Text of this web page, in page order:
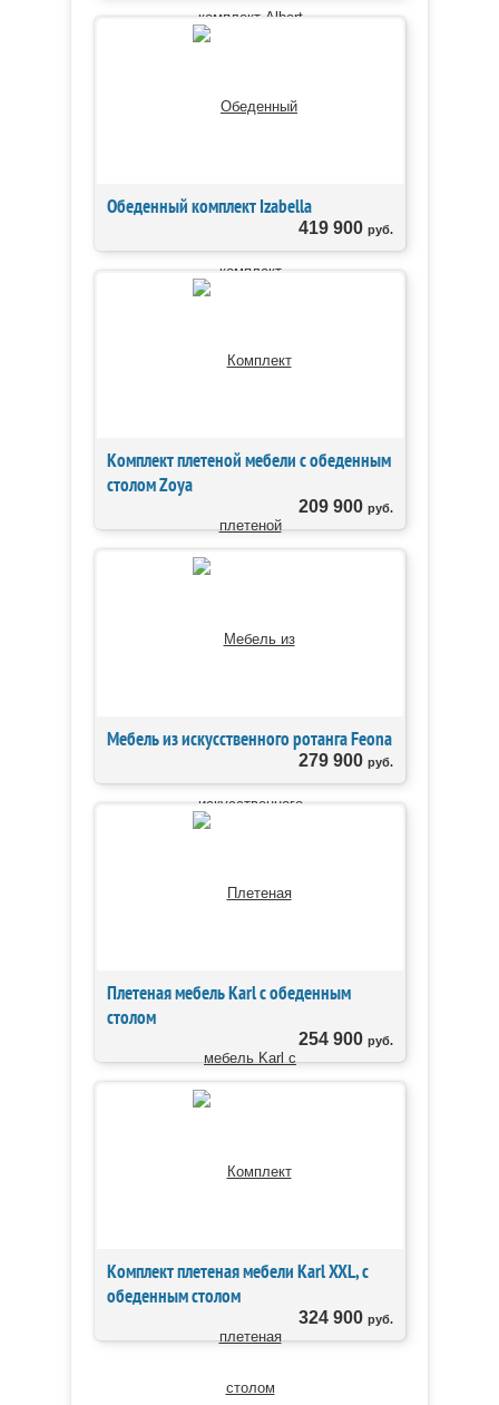
Обеденный комплект Izabella
419 900 руб.
Комплект плетеной мебели с обеденным
столом Zoya
209 900 руб.
Мебель из искусственного ротанга Feona
279 900 руб.
Плетеная мебель Karl с обеденным
столом
254 900 руб.
Комплект плетеная мебели Karl XXL, с
обеденным столом
324 900 руб.